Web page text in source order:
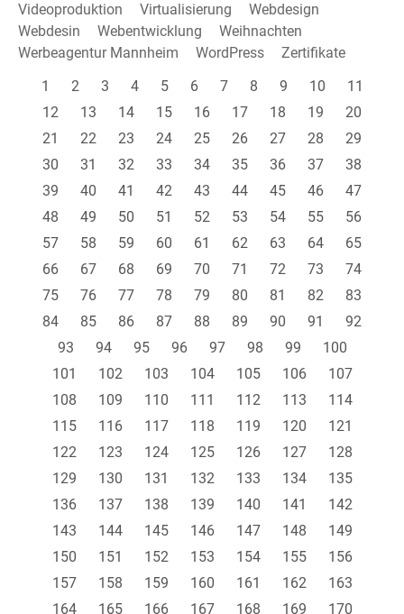
Videoproduktion
Virtualisierung
Webdesign
Webdesin
Webentwicklung
Weihnachten
Werbeagentur Mannheim
WordPress
Zertifikate
1
2 3 4 5 6 7 8 9 10
11
12
13 14 15 16 17 18 19
20
21
22 23 24 25 26 27 28
29
30
31 32 33 34 35 36 37
38
39
40 41 42 43 44 45 46
47
48
49 50 51 52 53 54 55
56
57
58 59 60 61 62 63 64
65
66
67 68 69 70 71 72 73
74
75
76 77 78 79 80 81 82
83
84
85 86 87 88 89 90 91
92
93
94 95 96 97 98 99
100
101
102 103 104 105 106
107
108
109 110 111 112 113
114
115
116 117 118 119 120
121
122
123 124 125 126 127
128
129
130 131 132 133 134
135
136
137 138 139 140 141
142
143
144 145 146 147 148
149
150
151 152 153 154 155
156
157
158 159 160 161 162
163
164
165 166 167 168 169
170